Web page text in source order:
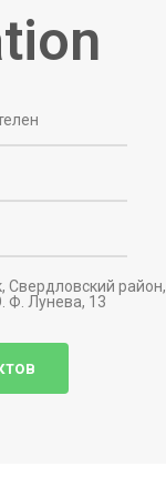
Свердловский район,
Ф. Лунева, 13